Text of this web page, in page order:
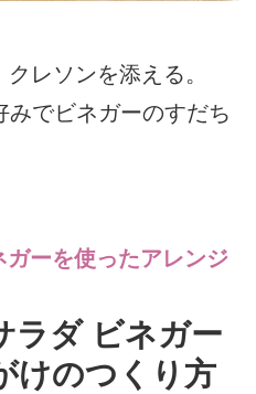
クレソンを添える。
みでビネガーのすだち
ーを使ったアレンジ
ラダ ビネガー
けのつくり方